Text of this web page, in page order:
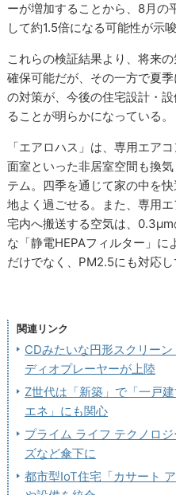
ーが増加することから、8月の
して約1.5倍になる可能性が示唆
これらの検証結果より、将来
確保可能だが、その一方で夏
の対策が、今後の住宅設計・
ることが明らかになっている。
「エアロハス」は、専用エア
面室といった非居室空間も換
テム。四季を通じて家の中を
地よく過ごせる。また、専用
宅内へ搬送する空気は、
な「静電HEPAフィルター」
だけでなく、PM2.5にも対応し
関連リンク
CDみたいな円形スクリー
ディオプレーヤーが上陸
Z世代は「新築」で「一戸
エネ」にも関心
プライム ライフ テクノロ
ズなど傘下に
都市型IoT住宅「カサート